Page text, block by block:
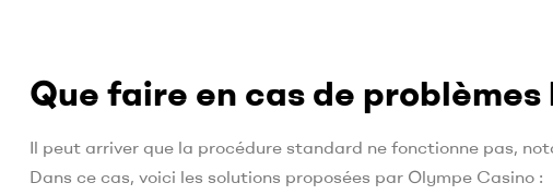
Que faire en cas de
Il peut arriver que la procédure standard ne fonctionne pas,
Dans ce cas, voici les solutions proposées par Olympe Casino :